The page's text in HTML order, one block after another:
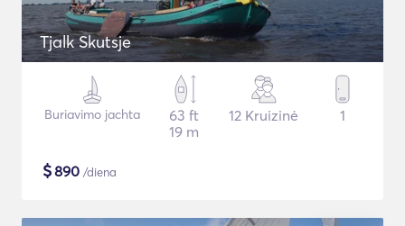
Tjalk Skutsje
Buriavimo jachta
63 ft
19 m
12 Kruizinė 1
$890 /diena